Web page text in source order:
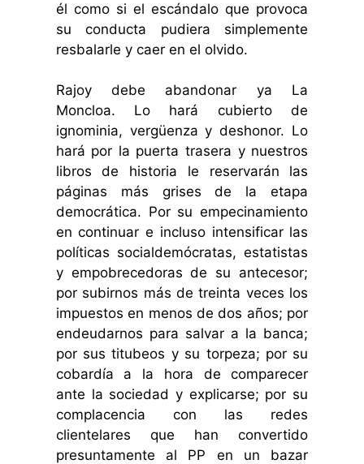
él como si el escándalo que provoca
su conducta pudiera simplemente
resbalarle y caer en el olvido.
Rajoy debe abandonar ya La
Moncloa. Lo hará cubierto de
ignominia, vergüenza y deshonor. Lo
hará por la puerta trasera y nuestros
libros de historia le reservarán las
páginas más grises de la etapa
democrática. Por su empecinamiento
en continuar e incluso intensificar las
políticas socialdemócratas, estatistas
y empobrecedoras de su antecesor;
por subirnos más de treinta veces los
impuestos en menos de dos años; por
endeudarnos para salvar a la banca;
por sus titubeos y su torpeza; por su
cobardía a la hora de comparecer
ante la sociedad y explicarse; por su
complacencia con las redes
clientelares que han convertido
presuntamente al PP en un bazar